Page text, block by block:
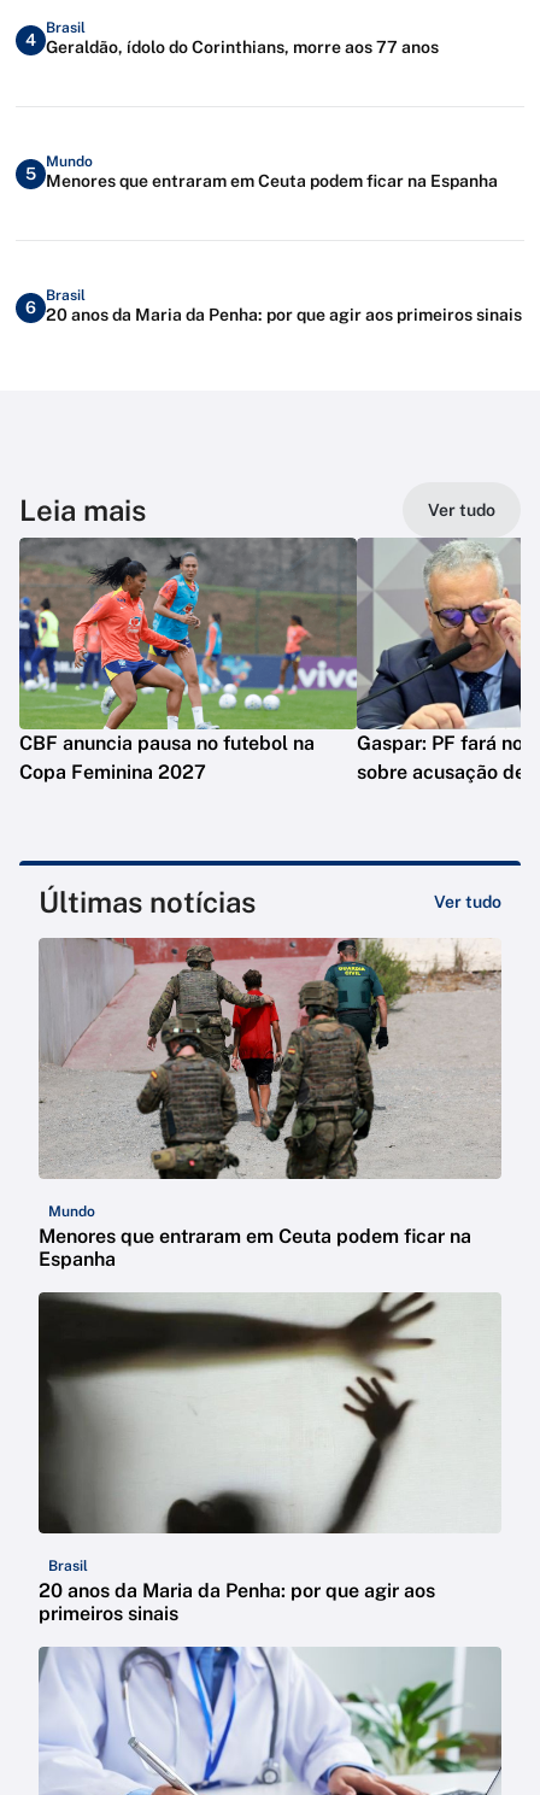
4
Brasil
Geraldão, ídolo do Corinthians, morre aos 77 anos
5
Mundo
Menores que entraram em Ceuta podem ficar na Espanha
6
Brasil
20 anos da Maria da Penha: por que agir aos primeiros sinais
Leia mais Ver tudo
CBF anuncia pausa no futebol na
Copa Feminina 2027
Gaspar: PF fará
sobre acusação de
Últimas notícias Ver tudo
Mundo
Menores que entraram em Ceuta podem ficar na
Espanha
Brasil
20 anos da Maria da Penha: por que agir aos
primeiros sinais